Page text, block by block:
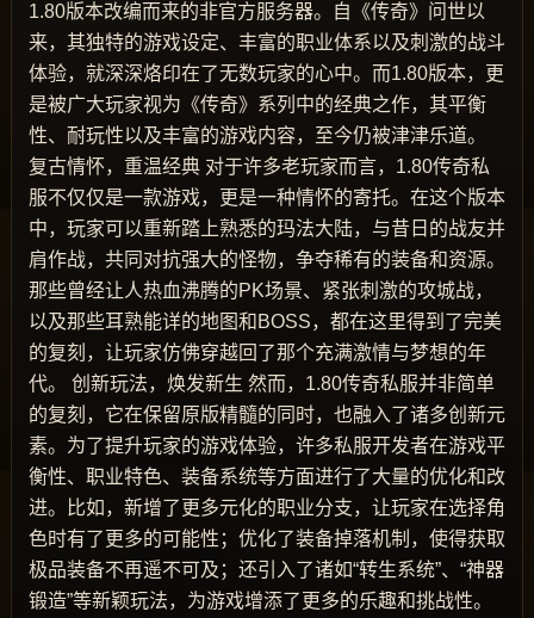
1.80版本改编而来的非官方服务器。自《传奇》问世以
来，其独特的游戏设定、丰富的职业体系以及刺激的战斗
体验，就深深烙印在了无数玩家的心中。而1.80版本，更
是被广大玩家视为《传奇》系列中的经典之作，其平衡
性、耐玩性以及丰富的游戏内容，至今仍被津津乐道。
复古情怀，重温经典 对于许多老玩家而言，1.80传奇私
服不仅仅是一款游戏，更是一种情怀的寄托。在这个版本
中，玩家可以重新踏上熟悉的玛法大陆，与昔日的战友并
肩作战，共同对抗强大的怪物，争夺稀有的装备和资源。
那些曾经让人热血沸腾的PK场景、紧张刺激的攻城战，
以及那些耳熟能详的地图和BOSS，都在这里得到了完美
的复刻，让玩家仿佛穿越回了那个充满激情与梦想的年
代。 创新玩法，焕发新生 然而，1.80传奇私服并非简单
的复刻，它在保留原版精髓的同时，也融入了诸多创新元
素。为了提升玩家的游戏体验，许多私服开发者在游戏平
衡性、职业特色、装备系统等方面进行了大量的优化和改
进。比如，新增了更多元化的职业分支，让玩家在选择角
色时有了更多的可能性；优化了装备掉落机制，使得获取
极品装备不再遥不可及；还引入了诸如“转生系统”、“神器
锻造”等新颖玩法，为游戏增添了更多的乐趣和挑战性。